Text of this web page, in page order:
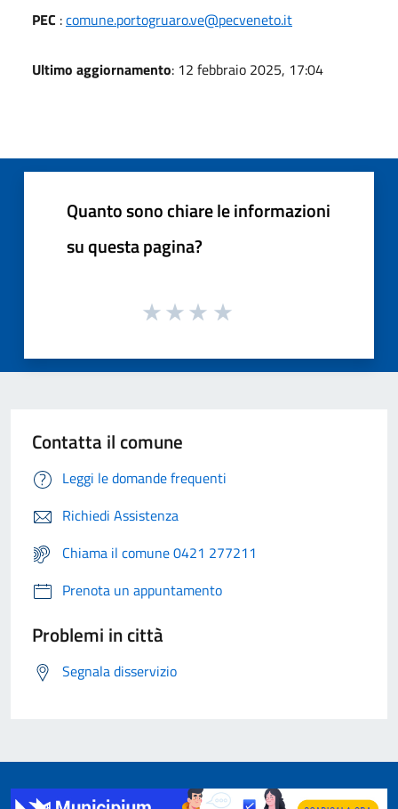
PEC :comune.portogruaro.ve@pecveneto.it
Ultimo aggiornamento: 12 febbraio 2025, 17:04
Quanto sono chiare le informazioni
su questa pagina?
Contatta il comune
Leggi le domande frequenti
Richiedi Assistenza
Chiama il comune 0421 277211
Prenota un appuntamento
Problemi in città
Segnala disservizio